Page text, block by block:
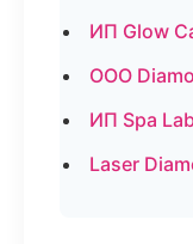
ИП Glow
ООО
ИП Spa
Laser